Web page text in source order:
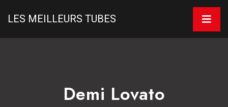
LES MEILLEURS TUBES
Demi Lovato